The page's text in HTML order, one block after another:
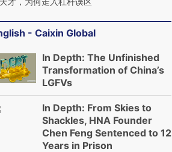
- Caixin Global
In Depth: The Unfinished
Transformation of China’s
LGFVs
In Depth: From Skies to
Shackles, HNA Founder
Chen Feng Sentenced to 12
Years in Prison